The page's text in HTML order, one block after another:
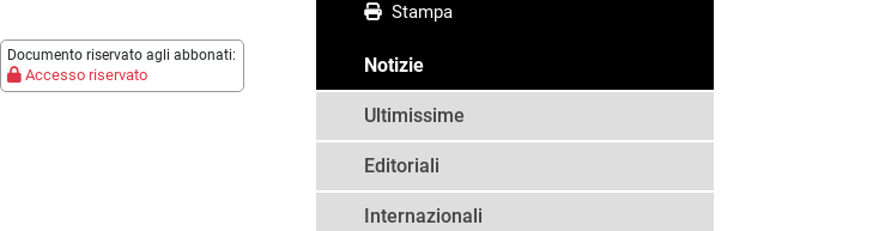
Documento riservato agli abbonati:
Accesso riservato
Stampa
Notizie
Ultimissime
Editoriali
Internazionali